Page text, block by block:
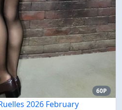
60P
2026 February